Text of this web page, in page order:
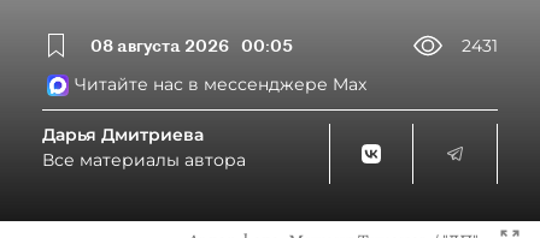
08 августа 2026 00:05
2431
Читайте нас в мессенджере Max
Дарья Дмитриева
Все материалы автора